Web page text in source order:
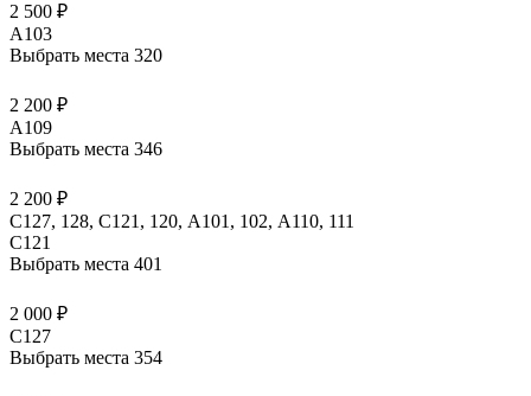
2 500 ₽
A103
Выбрать места 320
2 200 ₽
A109
Выбрать места 346
2 200 ₽
С127, 128, С121, 120, А101, 102, А110, 111
C121
Выбрать места 401
2 000 ₽
C127
Выбрать места 354